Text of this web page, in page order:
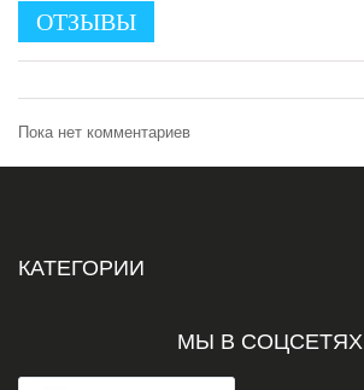
ОТЗЫВЫ
Пока нет комментариев
КАТЕГОРИИ
МЫ В СОЦСЕТЯХ